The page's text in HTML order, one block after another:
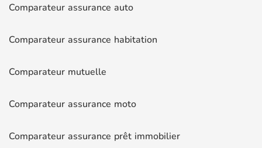
Comparateur assurance auto
Comparateur assurance habitation
Comparateur mutuelle
Comparateur assurance moto
Comparateur assurance prêt immobilier